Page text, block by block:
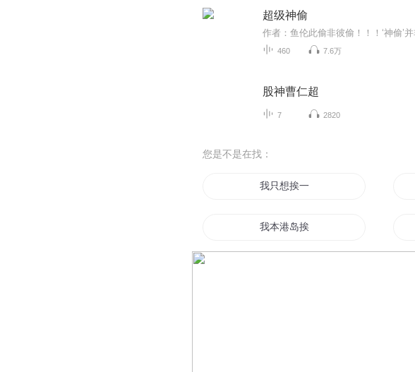
超级神偷
460 7.6万
股神曹仁超
7 2820
您是不是在找：
我只想挨一顿毒打
我本港岛挨打王